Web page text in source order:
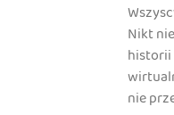
Nikt
historii
nie